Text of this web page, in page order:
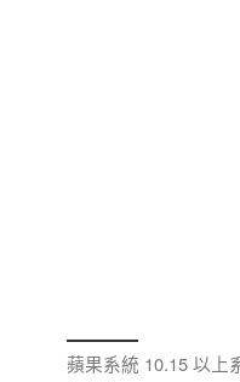
蘋果系統 10.15 以上